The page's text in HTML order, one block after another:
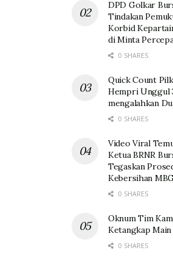
DPD Golkar
Tindakan
Korbid
di Minta
0 SHARES
Quick Count
Hempri Unggul
mengalahkan
0 SHARES
Video Viral
Ketua BRNR
Tegaskan
Kebersihan
0 SHARES
Oknum Tim
Ketangkap Main
0 SHARES